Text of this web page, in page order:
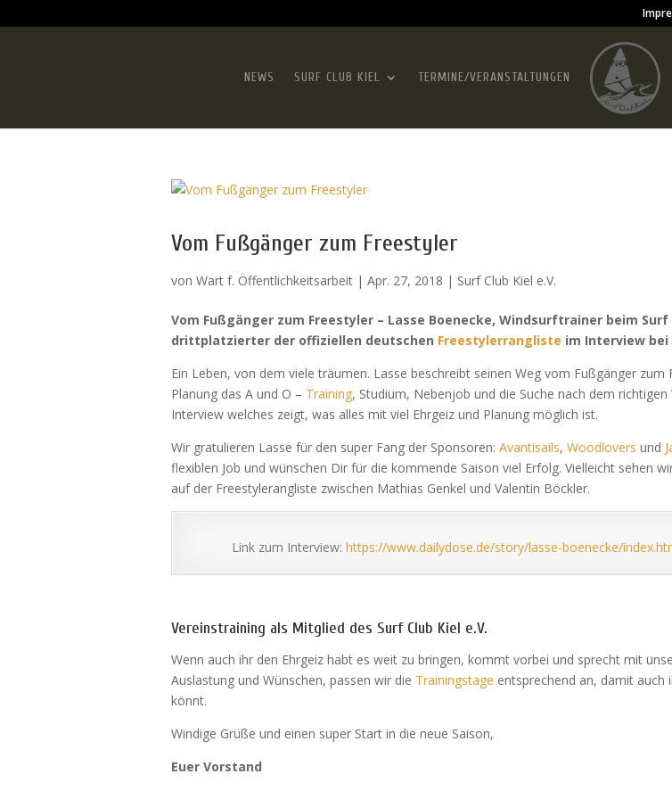
NEWS SURF CLUB KIEL TERMINE/VERANSTALTUNGEN
Vom Fußgänger zum Freestyler
von Wart f. Öffentlichkeitsarbeit | Apr. 27, 2018 | Surf Club Kiel e.V.
Vom Fußgänger zum Freestyler – Lasse Boenecke, Windsurftrainer beim Surf
drittplatzierter der offiziellen deutschen Freestylerrangliste im Interview bei
Ein Leben, von dem viele träumen. Lasse beschreibt seinen Weg vom Fußgänger zum
Planung das A und O – Training, Studium, Nebenjob und die Suche nach dem richtigen
Interview welches zeigt, was alles mit viel Ehrgeiz und Planung möglich ist.
Wir gratulieren Lasse für den super Fang der Sponsoren: Avantisails, Woodlovers und
flexiblen Job und wünschen Dir für die kommende Saison viel Erfolg. Vielleicht sehen
auf der Freestylerangliste zwischen Mathias Genkel und Valentin Böckler.
Link zum Interview: https://www.dailydose.de/story/lasse-boenecke/
Vereinstraining als Mitglied des Surf Club Kiel e.V.
Wenn auch ihr den Ehrgeiz habt es weit zu bringen, kommt vorbei und sprecht mit
Auslastung und Wünschen, passen wir die Trainingstage entsprechend an, damit auch
könnt.
Windige Grüße und einen super Start in die neue Saison,
Euer Vorstand